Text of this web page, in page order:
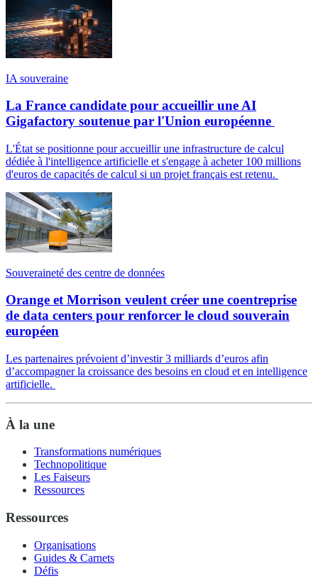
IA souveraine
La France candidate pour accueillir une AI
Gigafactory soutenue par l'Union européenne
L'État se positionne pour accueillir une infrastructure de calcul
dédiée à l'intelligence artificielle et s'engage à acheter 100 millions
d'euros de capacités de calcul si un projet français est retenu.
Souveraineté des centre de données
Orange et Morrison veulent créer une coentreprise
de data centers pour renforcer le cloud souverain
européen
Les partenaires prévoient d’investir 3 milliards d’euros afin
d’accompagner la croissance des besoins en cloud et en intelligence
artificielle.
À la une
Transformations numériques
Technopolitique
Les Faiseurs
Ressources
Ressources
Organisations
Guides & Carnets
Défis